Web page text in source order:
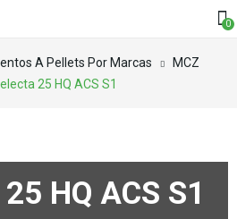
0
A Pellets Por Marcas
MCZ
25 HQ ACS S1
HQ ACS S1